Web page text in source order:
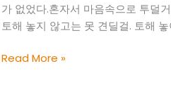
가 없었다.혼자서 마음속으로 투덜
토해 놓지 않고는 못 견딜걸. 토해
대
Read More »